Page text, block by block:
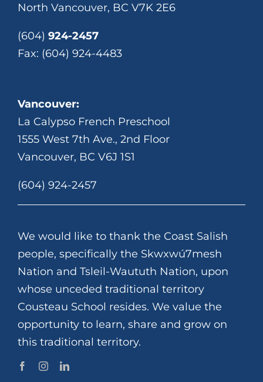
North Vancouver, BC V7K 2E6
(604) 924-2457
Fax: (604) 924-4483
Vancouver:
La Calypso French Preschool
1555 West 7th Ave., 2nd Floor
Vancouver, BC V6J 1S1
(604) 924-2457
We would like to thank the Coast Salish
people, specifically the Skwxwú7mesh
Nation and Tsleil-Waututh Nation, upon
whose unceded traditional territory
Cousteau School resides. We value the
opportunity to learn, share and grow on
this traditional territory.